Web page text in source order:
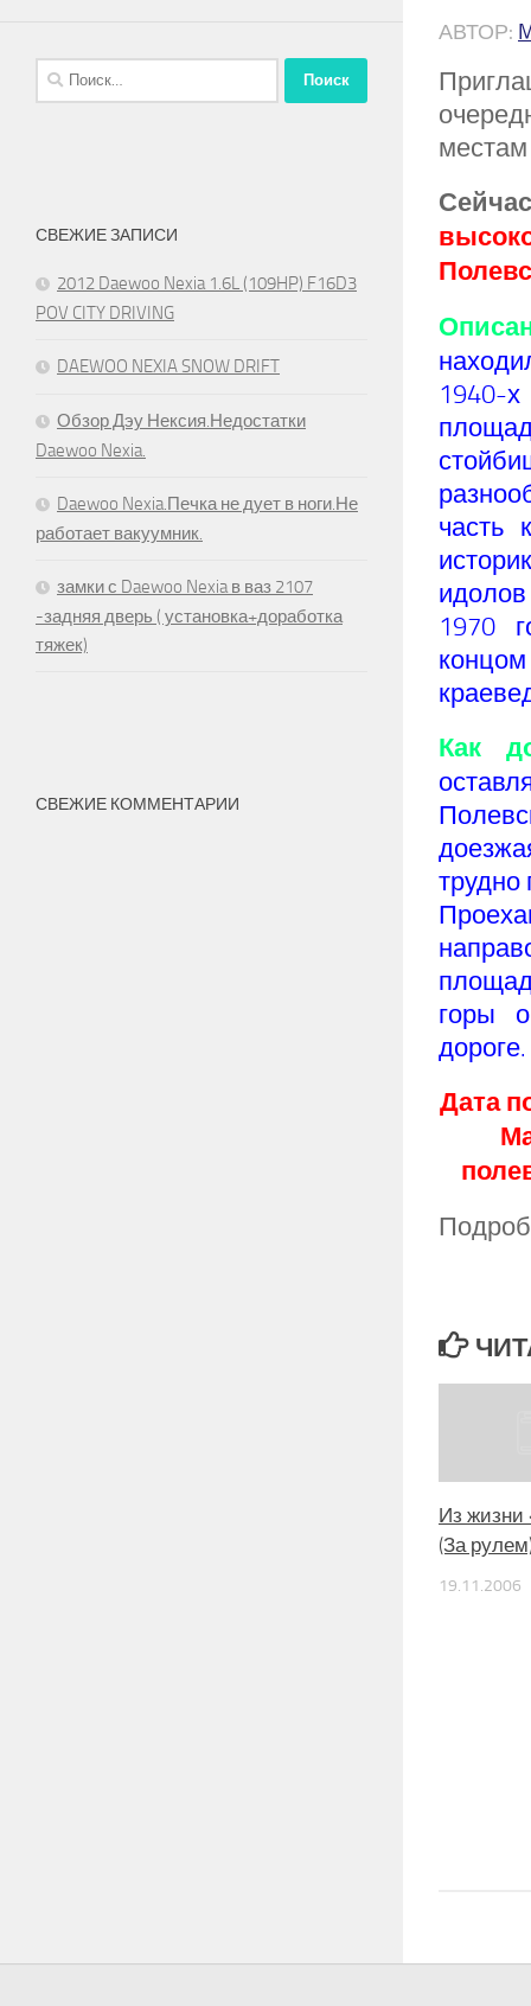
АВТОР:
1940-
часть
1970
Как
трудно
горы
дороге.
Дата
Из жизни
(За
19.11.2006
Найти:
СВЕЖИЕ ЗАПИСИ
2012 Daewoo Nexia 1.6L (109HP) F16D3
POV CITY DRIVING
DAEWOO NEXIA SNOW DRIFT
Обзор Дэу Нексия.Недостатки
Daewoo Nexia.
Daewoo Nexia.Печка не дует в ноги.Не
работает вакуумник.
замки с Daewoo Nexia в ваз 2107
-задняя дверь ( установка+доработка
тяжек)
СВЕЖИЕ КОММЕНТАРИИ